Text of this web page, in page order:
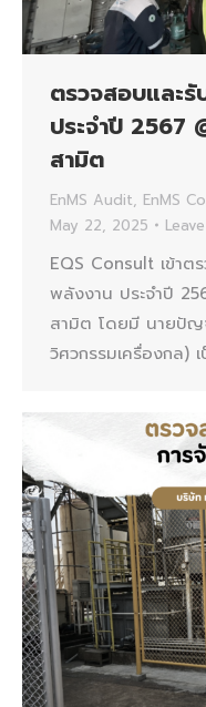
ตรวจสอบและรั
ประจำปี 2567
สามิต
EnMS Audit, EnMS
May 22, 2025
EQS Consult เข้าต
พลังงาน ประจำปี
สามิต โดยมี นายปั
วิศวกรรมเครื่องกล)